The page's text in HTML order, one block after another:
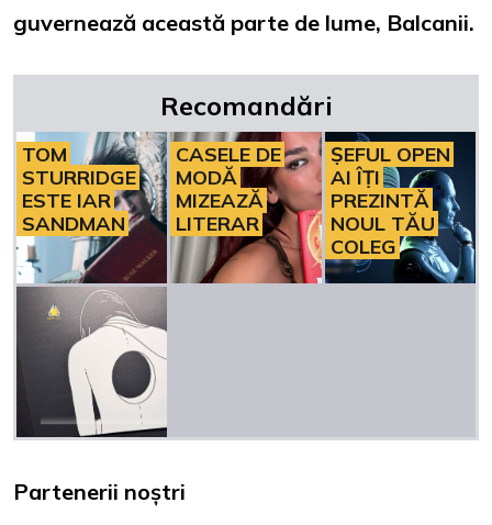
guvernează această parte de lume, Balcanii.
Recomandări
TOM
STURRIDGE
ESTE IAR
SANDMAN
CASELE DE
MODĂ
MIZEAZĂ
LITERAR
ȘEFUL OPEN
AI ÎȚI
PREZINTĂ
NOUL TĂU
COLEG
Partenerii noștri